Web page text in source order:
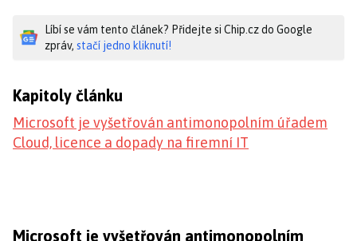
Líbí se vám tento článek? Přidejte si Chip.cz do Google
zpráv, stačí jedno kliknutí!
Kapitoly článku
Microsoft je vyšetřován antimonopolním úřadem
Cloud, licence a dopady na firemní IT
Microsoft je vyšetřován antimonopolním